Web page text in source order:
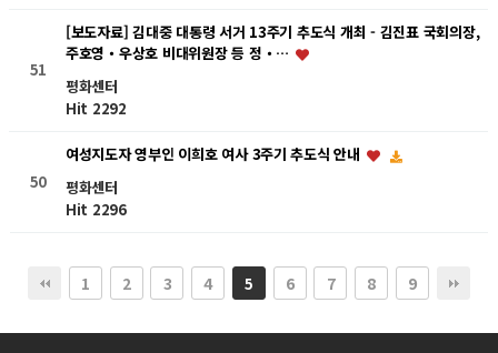
51
[보도자료] 김대중 대통령 서거 13주기 추도식 개최 - 김진표 국회의장,
주호영・우상호 비대위원장 등 정・…
평화센터
Hit 2292
50
여성지도자 영부인 이희호 여사 3주기 추도식 안내
평화센터
Hit 2296
1 2 3 4 5 6 7 8 9